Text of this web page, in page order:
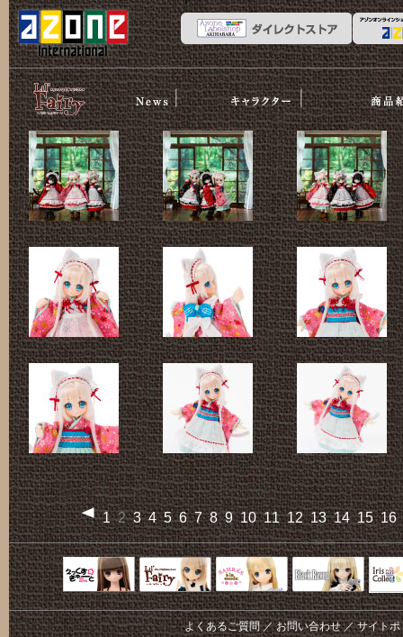
リルフェア
リー
News ストーリー 商品紹介
123 4 5 6 7 8 9 10 11 12 13 14 15 16
えっくすきゅ
ーと
リルフェアリ
ー
サアラズアラ
モード
Black Raven
よくあるご質問／お問い合わせ／サイトポ